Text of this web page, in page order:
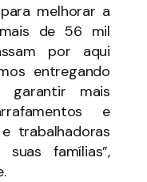
melhorar a
de 56 mil
por aqui
entregando
garantir mais
e
trabalhadoras
famílias”,